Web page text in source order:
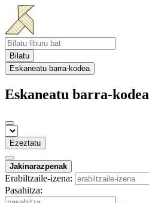
Bilatu
Eskaneatu barra-kodea
Eskaneatu barra-kodea
Ezeztatu
Jakinarazpenak
Erabiltzaile-izena:
Pasahitza: